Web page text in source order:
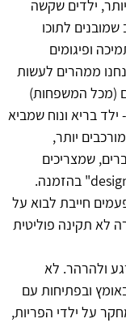
ילדים שקשה
לתוכו
ופיגומים
ממהרים לעשות
(מכל המשפחות)
בריא ונוח שמביא
יותר,
שמצריכים
לגידולם ויתורים קשים וכואבים, לא ילדי "designer" בהזמנה.
חייבת לבוא על
לא תקינה פוליטית
ולהרהר. לא
ובפתיחות עם
על ילדי הפריות,